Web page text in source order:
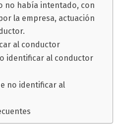
no había intentado, con
la empresa, actuación
al conductor
identificar al conductor
no identificar al